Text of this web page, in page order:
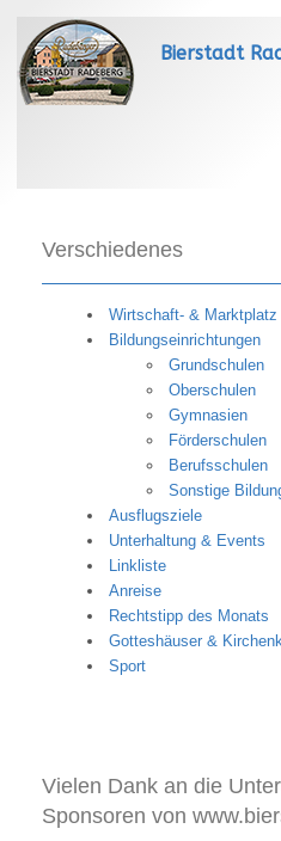
Bierstadt
Verschiedenes
Wirtschaft- & Marktplatz
Bildungseinrichtungen
Grundschulen
Oberschulen
Gymnasien
Förderschulen
Berufsschulen
Sonstige
Ausflugsziele
Unterhaltung & Events
Linkliste
Anreise
Rechtstipp des Monats
Gotteshäuser &
Sport
Vielen Dank an die
Sponsoren von